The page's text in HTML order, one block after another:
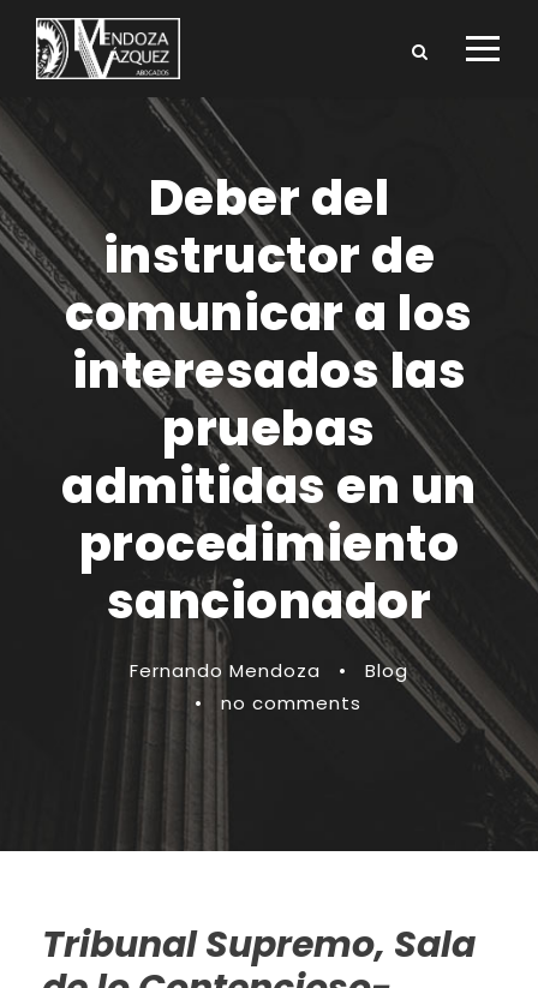
Deber del
instructor de
comunicar a los
interesados las
pruebas
admitidas en un
procedimiento
sancionador
Fernando Mendoza •
Blog
•
no comments
Tribunal Supremo, Sala